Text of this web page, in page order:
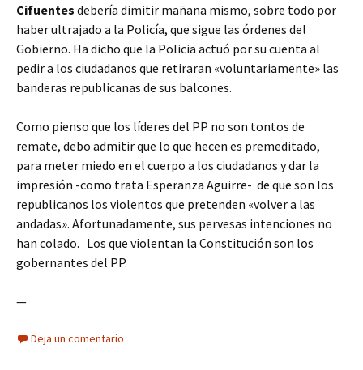
Cifuentes debería dimitir mañana mismo, sobre todo por
haber ultrajado a la Policía, que sigue las órdenes del
Gobierno. Ha dicho que la Policia actuó por su cuenta al
pedir a los ciudadanos que retiraran «voluntariamente» las
banderas republicanas de sus balcones.
Como pienso que los líderes del PP no son tontos de
remate, debo admitir que lo que hecen es premeditado,
para meter miedo en el cuerpo a los ciudadanos y dar la
impresión -como trata Esperanza Aguirre- de que son los
republicanos los violentos que pretenden «volver a las
andadas». Afortunadamente, sus pervesas intenciones no
han colado. Los que violentan la Constitución son los
gobernantes del PP.
—
Deja un comentario